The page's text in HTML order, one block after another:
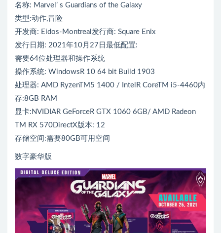
名称: Marvel’ s Guardians of the Galaxy
类型:动作,冒险
开发商: Eidos-Montreal发行商: Square Enix
发行日期: 2021年10月27日最低配置:
需要64位处理器和操作系统
操作系统: WindowsR 10 64 bit Build 1903
处理器: AMD RyzenTM5 1400 / IntelR CoreTM i5-4460内
存:8GB RAM
显卡:NVIDIAR GeForceR GTX 1060 6GB/ AMD Radeon
TM RX 570DirectX版本: 12
存储空间:需要80GB可用空间
数字豪华版